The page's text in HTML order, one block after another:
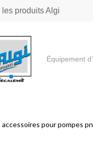
les produits Algi
Équipement
accessoires pour pompes